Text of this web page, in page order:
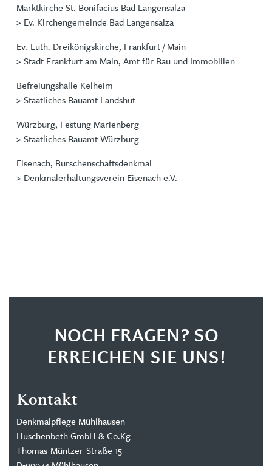
Marktkirche St. Bonifacius Bad Langensalza
> Ev. Kirchengemeinde Bad Langensalza
Ev.-Luth. Dreikönigskirche, Frankfurt / Main
> Stadt Frankfurt am Main, Amt für Bau und Immobilien
Befreiungshalle Kelheim
> Staatliches Bauamt Landshut
Würzburg, Festung Marienberg
> Staatliches Bauamt Würzburg
Eisenach, Burschenschaftsdenkmal
> Denkmalerhaltungsverein Eisenach e.V.
NOCH FRAGEN? SO
ERREICHEN SIE UNS!
Kontakt
Denkmalpflege Mühlhausen
Huschenbeth GmbH & Co.Kg
Thomas-Müntzer-Straße 15